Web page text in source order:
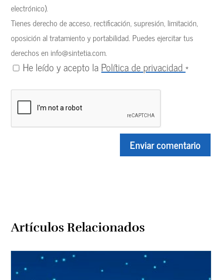
electrónico).
Tienes derecho de acceso, rectificación, supresión, limitación,
oposición al tratamiento y portabilidad. Puedes ejercitar tus
derechos en info@sintetia.com.
He leído y acepto la Política de privacidad*
Artículos Relacionados